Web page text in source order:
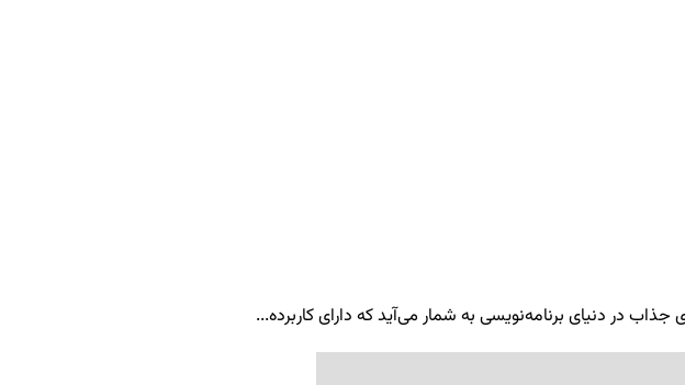
در دنیای برنامه‌نویسی به شمار می‌آید که دارای کاربرده...